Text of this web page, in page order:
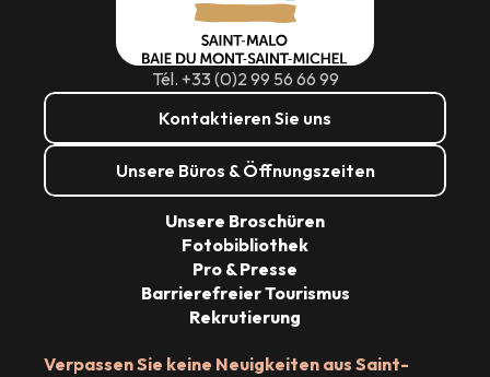
Tél. +33 (0)2 99 56 66 99
Kontaktieren Sie uns
Unsere Büros & Öffnungszeiten
Verpassen Sie keine Neuigkeiten aus Saint-
Unsere Broschüren
Fotobibliothek
Pro & Presse
Barrierefreier Tourismus
Rekrutierung